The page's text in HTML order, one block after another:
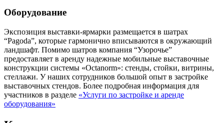
Оборудование
Экспозиция выставки-ярмарки размещается в шатрах
“Pagoda”, которые гармонично вписываются в окружающий
ландшафт. Помимо шатров компания “Узорочье”
предоставляет в аренду надежные мобильные выставочные
конструкции системы «Octanorm»: стенды, стойки, витрины,
стеллажи. У наших сотрудников большой опыт в застройке
выставочных стендов. Более подробная информация для
участников в разделе «Услуги по застройке и аренде
оборудования»